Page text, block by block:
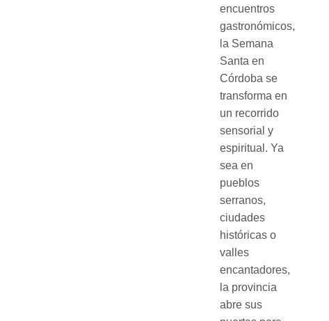
encuentros
gastronómicos,
la Semana
Santa en
Córdoba se
transforma en
un recorrido
sensorial y
espiritual. Ya
sea en
pueblos
serranos,
ciudades
históricas o
valles
encantadores,
la provincia
abre sus